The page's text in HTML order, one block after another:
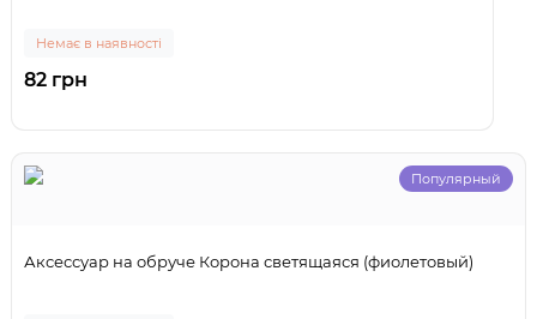
Немає в наявності
82 грн
Популярный
Аксессуар на обруче Корона светящаяся (фиолетовый)